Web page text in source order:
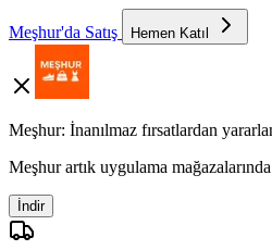
Meşhur'da Satış Hemen Katıl
Meşhur: İnanılmaz fırsatlardan
Meşhur artık uygulama
İndir